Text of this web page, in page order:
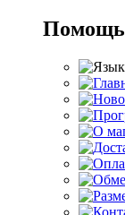
Помощь